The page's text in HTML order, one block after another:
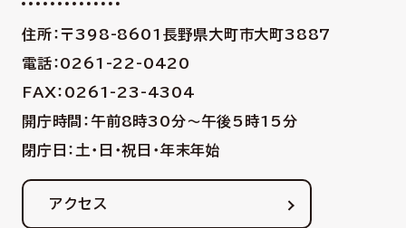
住所：〒398-8601 長野県大町市大町3887
電話：0261-22-0420
FAX：0261-23-4304
開庁時間：午前8時30分〜午後5時15分
閉庁日：土・日・祝日・年末年始
アクセス